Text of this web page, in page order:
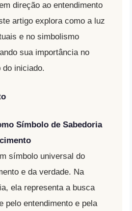
direção ao entendimento
artigo explora como a luz
e no simbolismo
sua importância no
do iniciado.
Símbolo de Sabedoria
símbolo universal do
e da verdade. Na
ela representa a busca
pelo entendimento e pela